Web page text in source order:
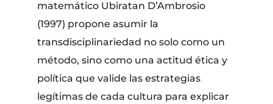
matemático Ubiratan D’Ambrosio
(1997) propone asumir la
transdisciplinariedad no solo como un
método, sino como una actitud ética y
política que valide las estrategias
legítimas de cada cultura para explicar